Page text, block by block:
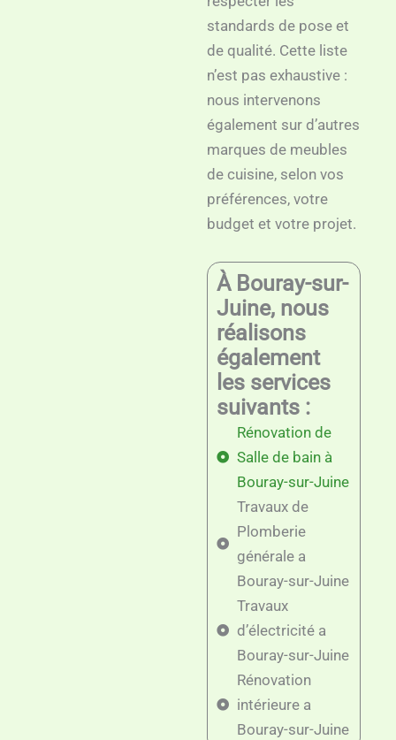
standards de pose et
de qualité. Cette liste
n’est pas exhaustive :
nous intervenons
également sur d’autres
marques de meubles
de cuisine, selon vos
préférences, votre
budget et votre projet.
À Bouray-sur-
Juine, nous
réalisons
également
les services
suivants :
Rénovation de
Salle de bain à
Bouray-sur-Juine
Travaux de
Plomberie
générale a
Bouray-sur-Juine
Travaux
d’électricité a
Bouray-sur-Juine
Rénovation
intérieure a
Bouray-sur-Juine